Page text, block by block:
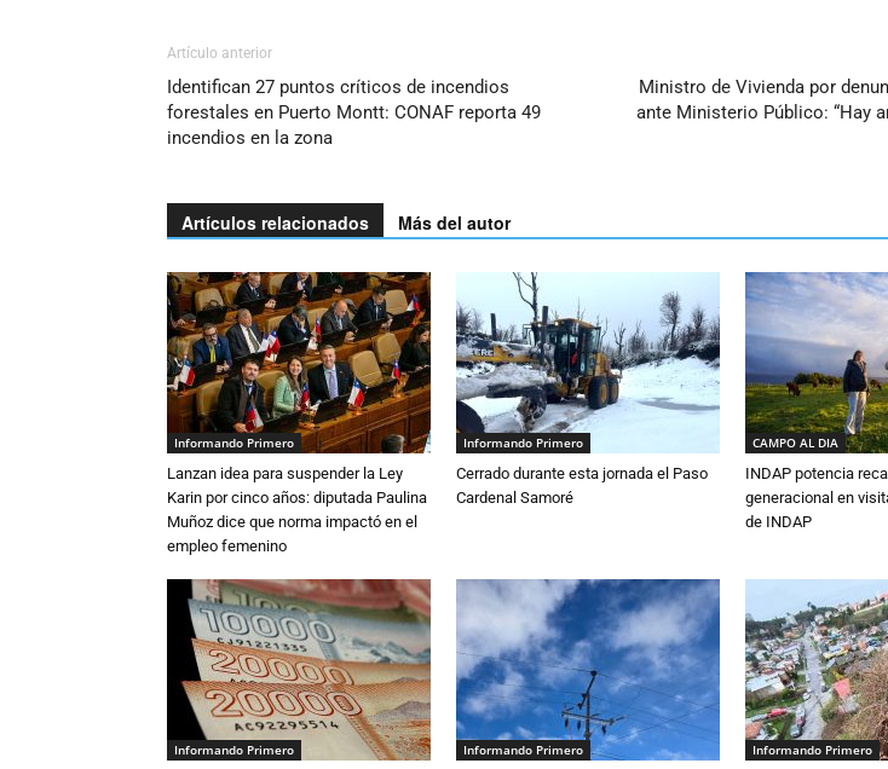
Artículo anterior
Identifican 27 puntos críticos de incendios
forestales en Puerto Montt: CONAF reporta 49
incendios en la zona
Ministro de Vivienda por
ante Ministerio Público: “Hay
Artículos relacionados Más del autor
Informando Primero
Lanzan idea para suspender la Ley
Karin por cinco años: diputada Paulina
Muñoz dice que norma impactó en el
empleo femenino
Informando Primero
Cerrado durante esta jornada el Paso
Cardenal Samoré
CAMPO AL DIA
INDAP potencia
generacional en
de INDAP
Informando Primero Informando Primero Informando Primero